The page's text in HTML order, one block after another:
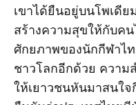
เขาได้ยืนอยู่บนโพเดีย
สร้างความสุขให้กับค
ศักยภาพของนักกีฬาไ
ชาวโลกอีกด้วย ความ
ให้เยาวชนหันมาสนใ